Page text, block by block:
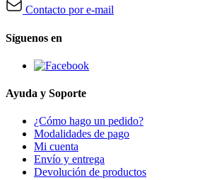
Contacto por e-mail
Síguenos en
Ayuda y Soporte
¿Cómo hago un pedido?
Modalidades de pago
Mi cuenta
Envío y entrega
Devolución de productos